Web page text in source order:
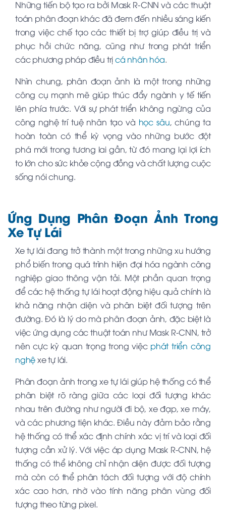
Những tiến bộ tạo ra bởi Mask R-CNN và các thuật
toán phân đoạn khác đã đem đến nhiều sáng kiến
trong việc chế tạo các thiết bị trợ giúp điều trị và
phục hồi chức năng, cũng như trong phát triển
các phương pháp điều trịcá nhân hóa.
Nhìn chung, phân đoạn ảnh là một trong những
công cụ mạnh mẽ giúp thúc đẩy ngành y tế tiến
lên phía trước. Với sự phát triển không ngừng của
công nghệ trí tuệ nhân tạo và học sâu, chúng ta
hoàn toàn có thể kỳ vọng vào những bước đột
phá mới trong tương lai gần, từ đó mang lại lợi ích
to lớn cho sức khỏe cộng đồng và chất lượng cuộc
sống nói chung.
Ứng Dụng Phân Đoạn Ảnh Trong
Xe Tự Lái
Xe tự lái đang trở thành một trong những xu hướng
phổ biến trong quá trình hiện đại hóa ngành công
nghiệp giao thông vận tải. Một phần quan trọng
để các hệ thống tự lái hoạt động hiệu quả chính là
khả năng nhận diện và phân biệt đối tượng trên
đường. Đó là lý do mà phân đoạn ảnh, đặc biệt là
việc ứng dụng các thuật toán như Mask R-CNN, trở
nên cực kỳ quan trọng trong việc phát triển công
nghệxe tự lái.
Phân đoạn ảnh trong xe tự lái giúp hệ thống có thể
phân biệt rõ ràng giữa các loại đối tượng khác
nhau trên đường như người đi bộ, xe đạp, xe máy,
và các phương tiện khác. Điều này đảm bảo rằng
hệ thống có thể xác định chính xác vị trí và loại đối
tượng cần xử lý. Với việc áp dụng Mask R-CNN, hệ
thống có thể không chỉ nhận diện được đối tượng
mà còn có thể phân tách đối tượng với độ chính
xác cao hơn, nhờ vào tính năng phân vùng đối
tượng theo từng pixel.